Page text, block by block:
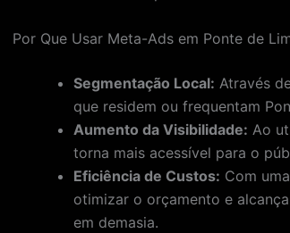
Por Que Usar Meta-Ads em Ponte de
Segmentação Local: Através
que residem ou frequentam
Aumento da Visibilidade: Ao
torna mais acessível para o
Eficiência de Custos: Com
otimizar o orçamento e
em demasia.